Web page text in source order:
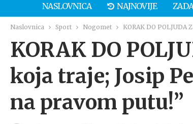
NASLOVNICA NAJNOVIJE
Naslovnica Sport Nogomet KORAK DO
KORAK DO
koja traje; Josip
na pravom putu!”